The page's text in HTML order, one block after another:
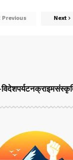
Previous Next
पर्यटनक्राइम